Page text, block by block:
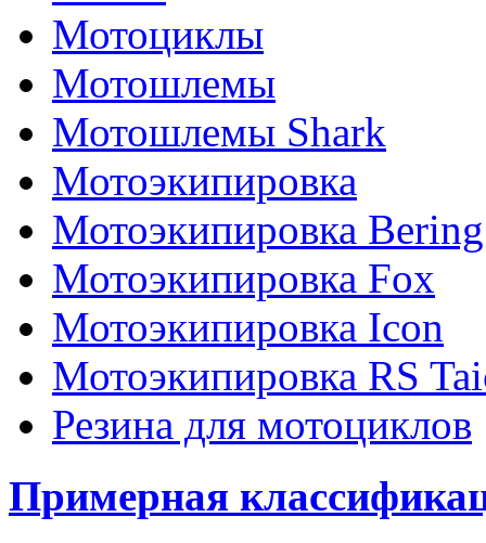
Мотоциклы
Мотошлемы
Мотошлемы Shark
Мотоэкипировка
Мотоэкипировка Bering
Мотоэкипировка Fox
Мотоэкипировка Icon
Мотоэкипировка RS
Резина для мотоциклов
Примерная